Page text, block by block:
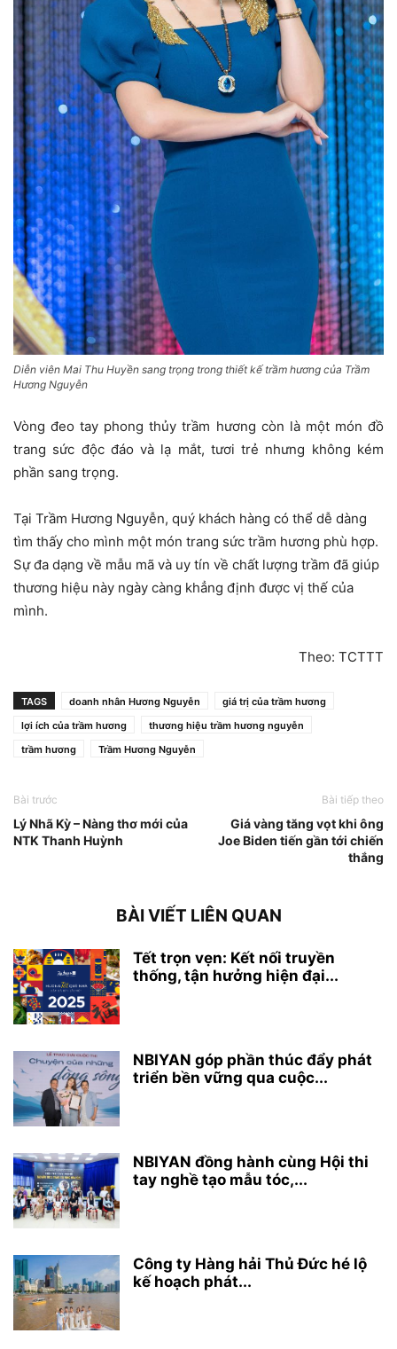
Diễn viên Mai Thu Huyền sang trọng trong thiết kế trầm hương của Trầm
Hương Nguyễn
Vòng đeo tay phong thủy trầm hương còn là một món đồ
trang sức độc đáo và lạ mắt, tươi trẻ nhưng không kém
phần sang trọng.
Tại Trầm Hương Nguyễn, quý khách hàng có thể dễ dàng
tìm thấy cho mình một món trang sức trầm hương phù hợp.
Sự đa dạng về mẫu mã và uy tín về chất lượng trầm đã giúp
thương hiệu này ngày càng khẳng định được vị thế của
mình.
Theo: TCTTT
TAGS doanh nhân Hương Nguyễn
giá trị của trầm hương
lợi ích của trầm hương
thương hiệu trầm hương nguyễn
trầm hương
Trầm Hương Nguyễn
Bài trước
Lý Nhã Kỳ – Nàng thơ mới của
NTK Thanh Huỳnh
Bài tiếp theo
Giá vàng tăng vọt khi ông
Joe Biden tiến gần tới chiến
thắng
BÀI VIẾT LIÊN QUAN
Tết trọn vẹn: Kết nối truyền
thống, tận hưởng hiện đại...
NBIYAN góp phần thúc đẩy phát
triển bền vững qua cuộc...
NBIYAN đồng hành cùng Hội thi
tay nghề tạo mẫu tóc,...
Công ty Hàng hải Thủ Đức hé lộ
kế hoạch phát...